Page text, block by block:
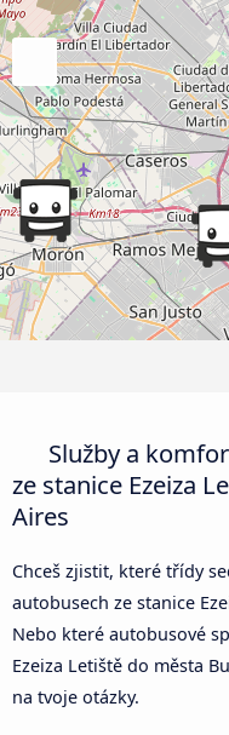
Služby a
ze stanice Ezeiza
Aires
Chceš zjistit, které třídy
autobusech ze stanice
Nebo které autobusové
Ezeiza Letiště do města
na tvoje otázky.